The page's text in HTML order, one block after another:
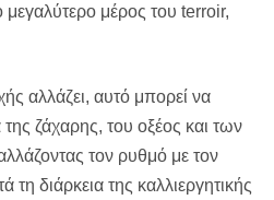
μέρος του terroir,
αλλάζει, αυτό μπορεί να
της ζάχαρης, του οξέος και των
τον ρυθμό με τον
διάρκεια της καλλιεργητικής